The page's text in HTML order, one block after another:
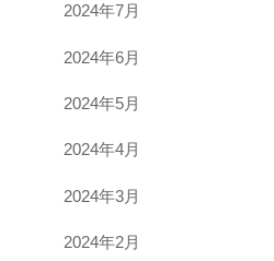
2024年7月
2024年6月
2024年5月
2024年4月
2024年3月
2024年2月